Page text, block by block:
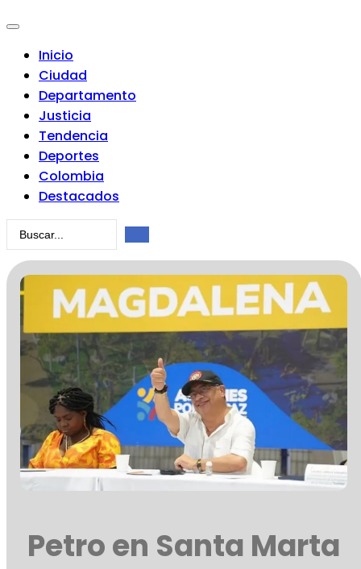
Inicio
Ciudad
Departamento
Justicia
Tendencia
Deportes
Colombia
Destacados
Search
Petro en Santa Marta